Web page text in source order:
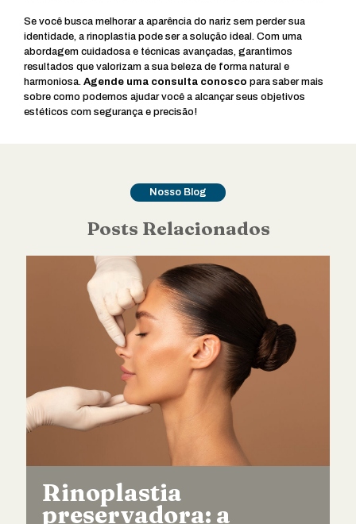
Se você busca melhorar a aparência do nariz sem perder sua
identidade, a rinoplastia pode ser a solução ideal. Com uma
abordagem cuidadosa e técnicas avançadas, garantimos
resultados que valorizam a sua beleza de forma natural e
harmoniosa. Agende uma consulta conosco para saber mais
sobre como podemos ajudar você a alcançar seus objetivos
estéticos com segurança e precisão!
Nosso Blog
Posts Relacionados
Rinoplastia
preservadora: a